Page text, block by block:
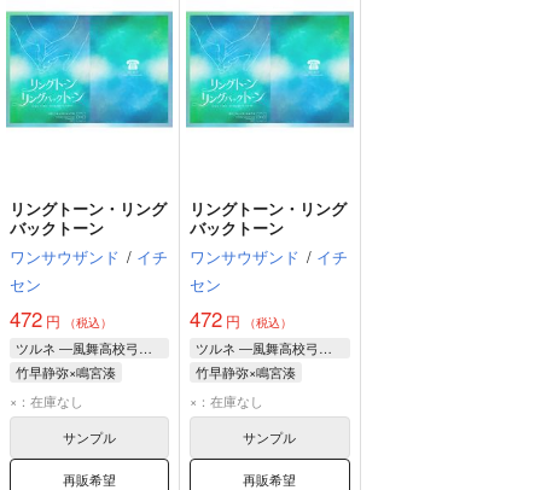
リングトーン・リング
バックトーン
ワンサウザンド / イチ
セン
472 円 （税込）
ツルネ ―風舞高校弓道部―
竹早静弥×鳴宮湊
竹早静弥
×：在庫なし
サンプル
再販希望
リングトーン・リング
バックトーン
ワンサウザンド / イチ
セン
472 円 （税込）
ツルネ ―風舞高校弓道部―
竹早静弥×鳴宮湊
竹早静弥
×：在庫なし
サンプル
再販希望